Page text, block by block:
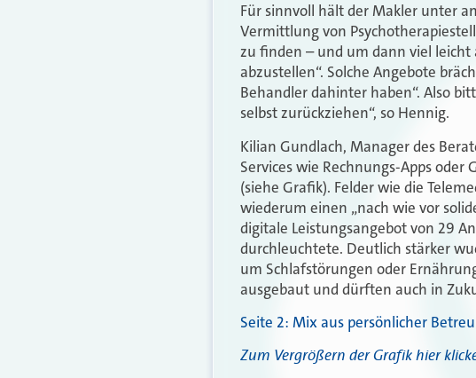
Für sinnvoll hält der Makler unter
Vermittlung von
zu finden – und um dann viel­
abzustellen“. Solche Angebote
Behandler dahinter haben“. Also
selbst zurückziehen“, so Hennig.
Kilian Gundlach, Manager des
Services wie Rechnungs­-Apps
(siehe Grafik). Felder wie die
wiederum einen „nach wie vor
digitale Leistungsangebot von 29
durchleuchtete. Deutlich stärker
um Schlafstörungen oder
ausgebaut und dürften auch in
Seite 2: Mix aus persönlicher
Zum Vergrößern der Grafik hier